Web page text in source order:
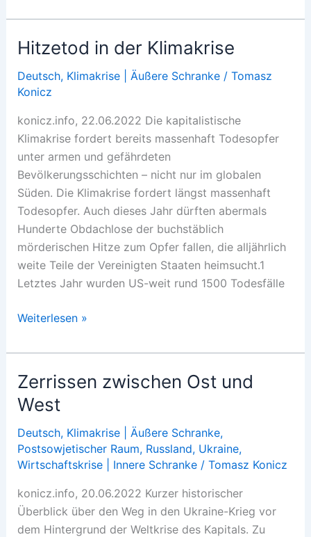
Krisenimperialismus?
Hitzetod in der Klimakrise
Deutsch, Klimakrise | Äußere Schranke/ Tomasz
Konicz
konicz.info, 22.06.2022 Die kapitalistische
Klimakrise fordert bereits massenhaft Todesopfer
unter armen und gefährdeten
Bevölkerungsschichten – nicht nur im globalen
Süden. Die Klimakrise fordert längst massenhaft
Todesopfer. Auch dieses Jahr dürften abermals
Hunderte Obdachlose der buchstäblich
mörderischen Hitze zum Opfer fallen, die alljährlich
weite Teile der Vereinigten Staaten heimsucht.1
Letztes Jahr wurden US-weit rund 1500 Todesfälle
Hitzetod
der
Klimakrise
Weiterlesen »
Zerrissen zwischen Ost und
West
Deutsch, Klimakrise | Äußere Schranke,
Postsowjetischer Raum, Russland, Ukraine,
Wirtschaftskrise | Innere Schranke/ Tomasz Konicz
konicz.info, 20.06.2022 Kurzer historischer
Überblick über den Weg in den Ukraine-Krieg vor
dem Hintergrund der Weltkrise des Kapitals. Zu